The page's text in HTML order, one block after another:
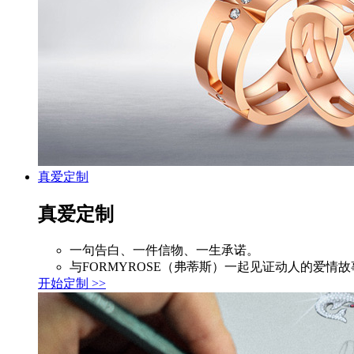
真爱定制
真爱定制
一句告白、一件信物、一生承诺。
与FORMYROSE（弗蒂斯）一起见证动人的爱情故
开始定制 >>